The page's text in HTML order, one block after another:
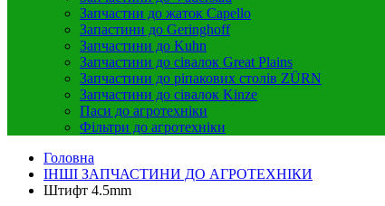
Запчастни до жаток Capello
Запастини до Geringhoff
Запчастини до Kuhn
Запчастини до сівалок Great Plains
Запчастини до ріпакових столів ZÜRN
Запчастини до сівалок Kinze
Паси до агротехніки
Фільтри до агротехніки
Головна
ІНШІ ЗАПЧАСТИНИ ДО АГРОТЕХНІКИ
Штифт 4.5mm